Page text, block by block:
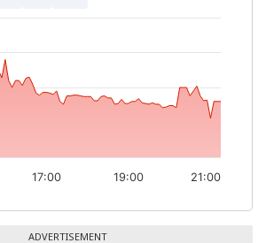
21:00
17:00 19:00
ADVERTISEMENT